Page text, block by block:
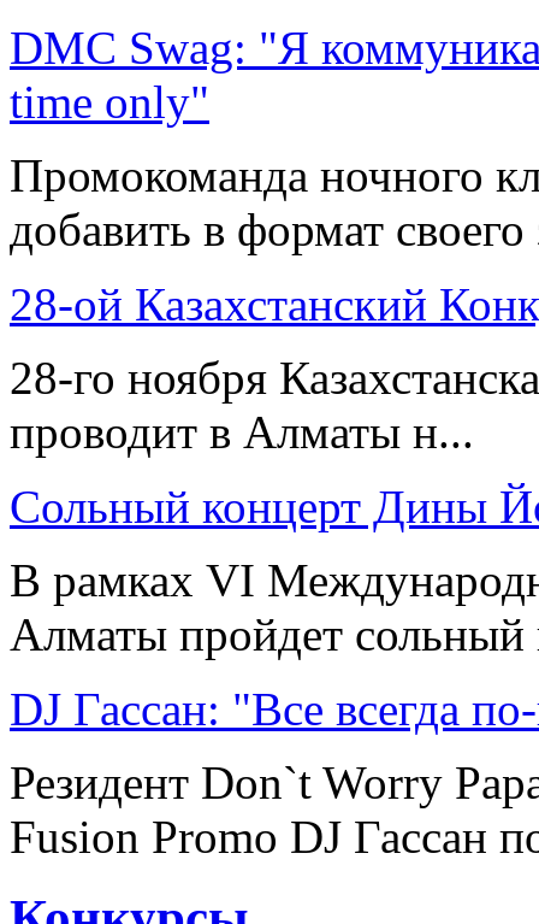
DMC Swag: "Я
time only"
Промокоманда ночного
добавить в формат своего
28-ой Казахстанский
28-го ноября
проводит в Алматы н...
Сольный концерт Дины
В рамках VI
Алматы пройдет сольный
DJ Гассан: "Все всегда
Резидент Don`t Worry
Fusion Promo DJ Гассан